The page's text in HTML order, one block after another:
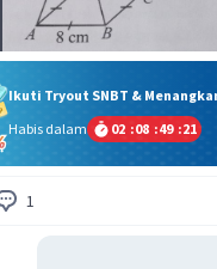
Ikuti Tryout SNBT &
Habis dalam
02 :08 :49 :20
1